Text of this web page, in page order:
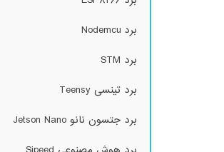
برد Nodemcu
برد STM
برد تینسی Teensy
برد جتسون نانو Jetson Nano